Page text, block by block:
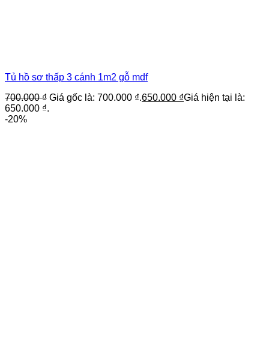
Tủ hồ sơ thấp 3 cánh 1m2 gỗ mdf
700.000₫ Giá gốc là: 700.000 ₫.650.000 ₫Giá hiện tại là:
650.000 ₫.
-20%